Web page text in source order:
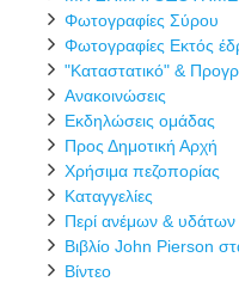
Φωτογραφίες Σύρου
Φωτογραφίες Εκτός
"Καταστατικό" &
Ανακοινώσεις
Εκδηλώσεις ομάδας
Προς Δημοτική Αρχή
Χρήσιμα πεζοπορίας
Καταγγελίες
Περί ανέμων & υδάτων
Βιβλίο John Pierson
Βίντεο